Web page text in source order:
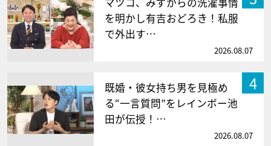
を明かし有吉おどろき！私服
で外出す…
2026.08.07
4
既婚・彼女持ち男を見極め
る“一言質問”をレインボー池
田が伝授！…
2026.08.07